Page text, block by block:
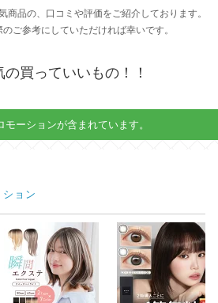
商品の、口コミや評価をご紹介しております。
ご参考にしていただければ幸いです。
買っていいもの！！
モーションが含まれています。
ョン